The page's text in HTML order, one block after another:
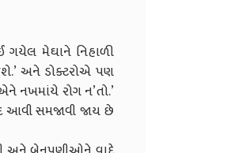
ગયેલ મેઘાને નિહાળી
અને ડોક્ટરોએ પણ
નખમાંયે રોગ ન’તો.’
આવી સમજાવી જાય છે